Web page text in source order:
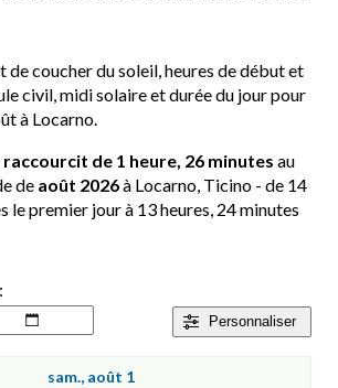
de coucher du soleil, heures de début et
civil, midi solaire et durée du jour pour
à Locarno.
de 1 heure, 26 minutes au
de août 2026à Locarno, Ticino - de 14
le premier jour à 13 heures, 24 minutes
Personnaliser
sam., août 1